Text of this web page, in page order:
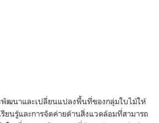
ะพัฒนาและเปลี่ยนแปลงพื้นที่ของกลุ่มใบไม้ให้
ยนรู้และการจัดค่ายด้านสิ่งแวดล้อมที่สามารถ